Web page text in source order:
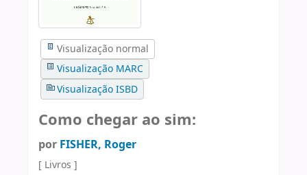
Visualização normal
Visualização MARC
Visualização ISBD
Como chegar ao sim:
por FISHER, Roger
[ Livros ]